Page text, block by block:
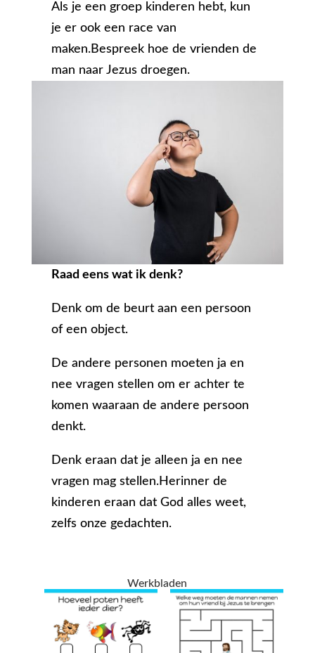
Als je een groep kinderen hebt, kun
je er ook een race van
maken.Bespreek hoe de vrienden de
man naar Jezus droegen.
Raad eens wat ik denk?
Denk om de beurt aan een persoon
of een object.
De andere personen moeten ja en
nee vragen stellen om er achter te
komen waaraan de andere persoon
denkt.
Denk eraan dat je alleen ja en nee
vragen mag stellen.Herinner de
kinderen eraan dat God alles weet,
zelfs onze gedachten.
Werkbladen